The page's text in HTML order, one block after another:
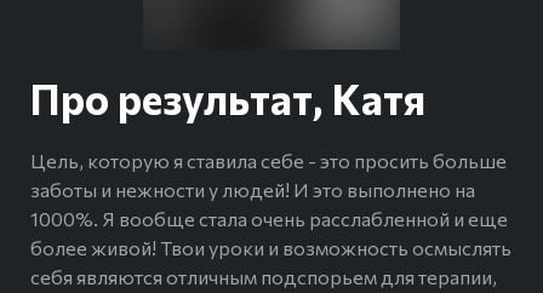
Про результат, Катя
Цель, которую я ставила себе - это просить больше
заботы и нежности у людей! И это выполнено на
1000%. Я вообще стала очень расслабленной и еще
более живой! Твои уроки и возможность осмыслять
себя являются отличным подспорьем для терапии,